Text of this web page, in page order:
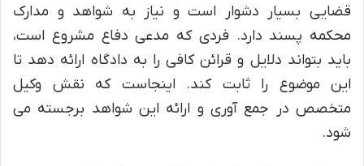
قضایی بسیار دشوار است و نیاز به شواهد و مدارک
محکمه پسند دارد. فردی که مدعی دفاع مشروع است،
باید بتواند دلایل و قرائن کافی را به دادگاه ارائه دهد تا
این موضوع را ثابت کند. اینجاست که نقش وکیل
متخصص در جمع آوری و ارائه این شواهد برجسته می
شود.